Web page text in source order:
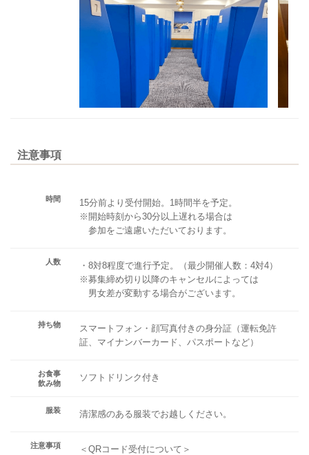
注意事項
時間
15分前より受付開始。1時間半を予定。
※開始時刻から30分以上遅れる場合は
参加をご遠慮いただいております。
人数
・8対8程度で進行予定。（最少開催人数：4対4）
※募集締め切り以降のキャンセルによっては
男女差が変動する場合がございます。
持ち物
スマートフォン・顔写真付きの身分証（運転免許
証、マイナンバーカード、パスポートなど）
お食事
飲み物
ソフトドリンク付き
服装 清潔感のある服装でお越しください。
注意事項
＜QRコード受付について＞